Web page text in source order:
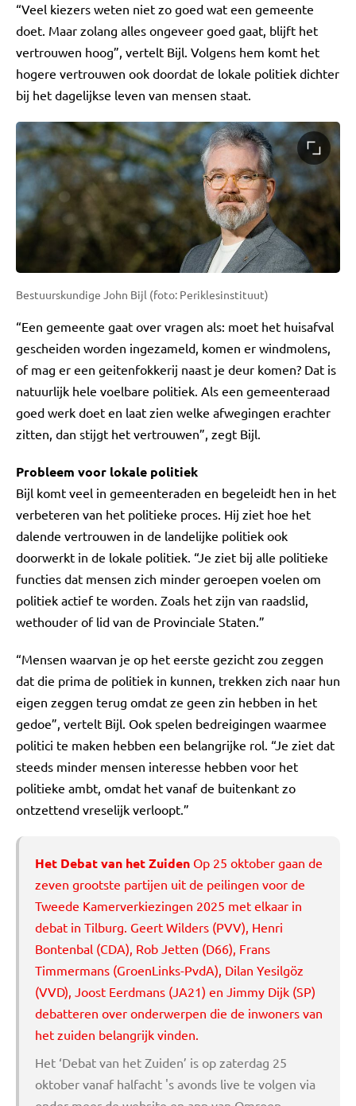
“Veel kiezers weten niet zo goed wat een gemeente
doet. Maar zolang alles ongeveer goed gaat, blijft het
vertrouwen hoog”, vertelt Bijl. Volgens hem komt het
hogere vertrouwen ook doordat de lokale politiek dichter
bij het dagelijkse leven van mensen staat.
Bestuurskundige John Bijl (foto: Periklesinstituut)
“Een gemeente gaat over vragen als: moet het huisafval
gescheiden worden ingezameld, komen er windmolens,
of mag er een geitenfokkerij naast je deur komen? Dat is
natuurlijk hele voelbare politiek. Als een gemeenteraad
goed werk doet en laat zien welke afwegingen erachter
zitten, dan stijgt het vertrouwen”, zegt Bijl.
Probleem voor lokale politiek
Bijl komt veel in gemeenteraden en begeleidt hen in het
verbeteren van het politieke proces. Hij ziet hoe het
dalende vertrouwen in de landelijke politiek ook
doorwerkt in de lokale politiek. “Je ziet bij alle politieke
functies dat mensen zich minder geroepen voelen om
politiek actief te worden. Zoals het zijn van raadslid,
wethouder of lid van de Provinciale Staten.”
“Mensen waarvan je op het eerste gezicht zou zeggen
dat die prima de politiek in kunnen, trekken zich naar hun
eigen zeggen terug omdat ze geen zin hebben in het
gedoe”, vertelt Bijl. Ook spelen bedreigingen waarmee
politici te maken hebben een belangrijke rol. “Je ziet dat
steeds minder mensen interesse hebben voor het
politieke ambt, omdat het vanaf de buitenkant zo
ontzettend vreselijk verloopt.”
Het Debat van het Zuiden Op 25 oktober gaan de
zeven grootste partijen uit de peilingen voor de
Tweede Kamerverkiezingen 2025 met elkaar in
debat in Tilburg. Geert Wilders (PVV), Henri
Bontenbal (CDA), Rob Jetten (D66), Frans
Timmermans (GroenLinks-PvdA), Dilan Yesilgöz
(VVD), Joost Eerdmans (JA21) en Jimmy Dijk (SP)
debatteren over onderwerpen die de inwoners van
het zuiden belangrijk vinden.
Het ‘Debat van het Zuiden’ is op zaterdag 25
oktober vanaf halfacht 's avonds live te volgen via